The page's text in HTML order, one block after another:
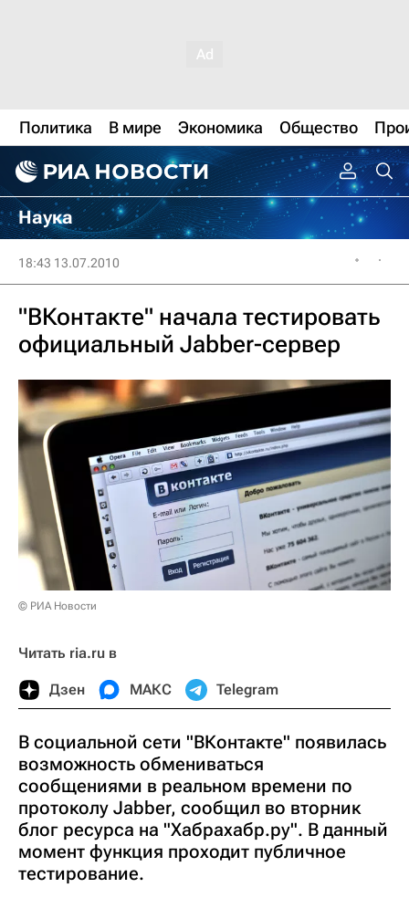
Политика В мире Экономика Общество
Наука
18:43 13.07.2010
"ВКонтакте" начала тестировать
официальный Jabber-сервер
© РИА Новости
Читать ria.ru в
Дзен МАКС Telegram
В социальной сети "ВКонтакте" появилась
возможность обмениваться
сообщениями в реальном времени по
протоколу Jabber, сообщил во вторник
блог ресурса на "Хабрахабр.ру". В данный
момент функция проходит публичное
тестирование.